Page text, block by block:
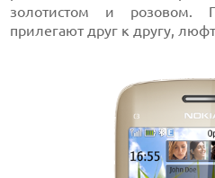
золотистом и розовом.
прилегают друг к другу,